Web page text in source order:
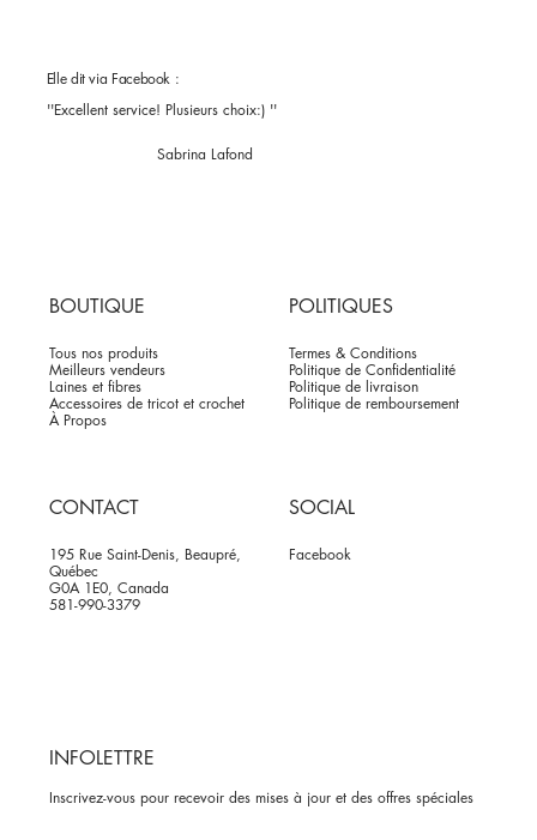
Elle dit via Facebook :
''Excellent service! Plusieurs choix:) ''
Sabrina Lafond
BOUTIQUE
Tous nos produits
Meilleurs vendeurs
Laines et fibres
Accessoires de tricot et crochet
À Propos
POLITIQUES
Termes & Conditions
Politique de Confidentialité
Politique de livraison
Politique de remboursement
CONTACT
195 Rue Saint-Denis, Beaupré,
Québec
G0A 1E0, Canada
581-990-3379
SOCIAL
Facebook
INFOLETTRE
Inscrivez-vous pour recevoir des mises à jour et des offres spéciales